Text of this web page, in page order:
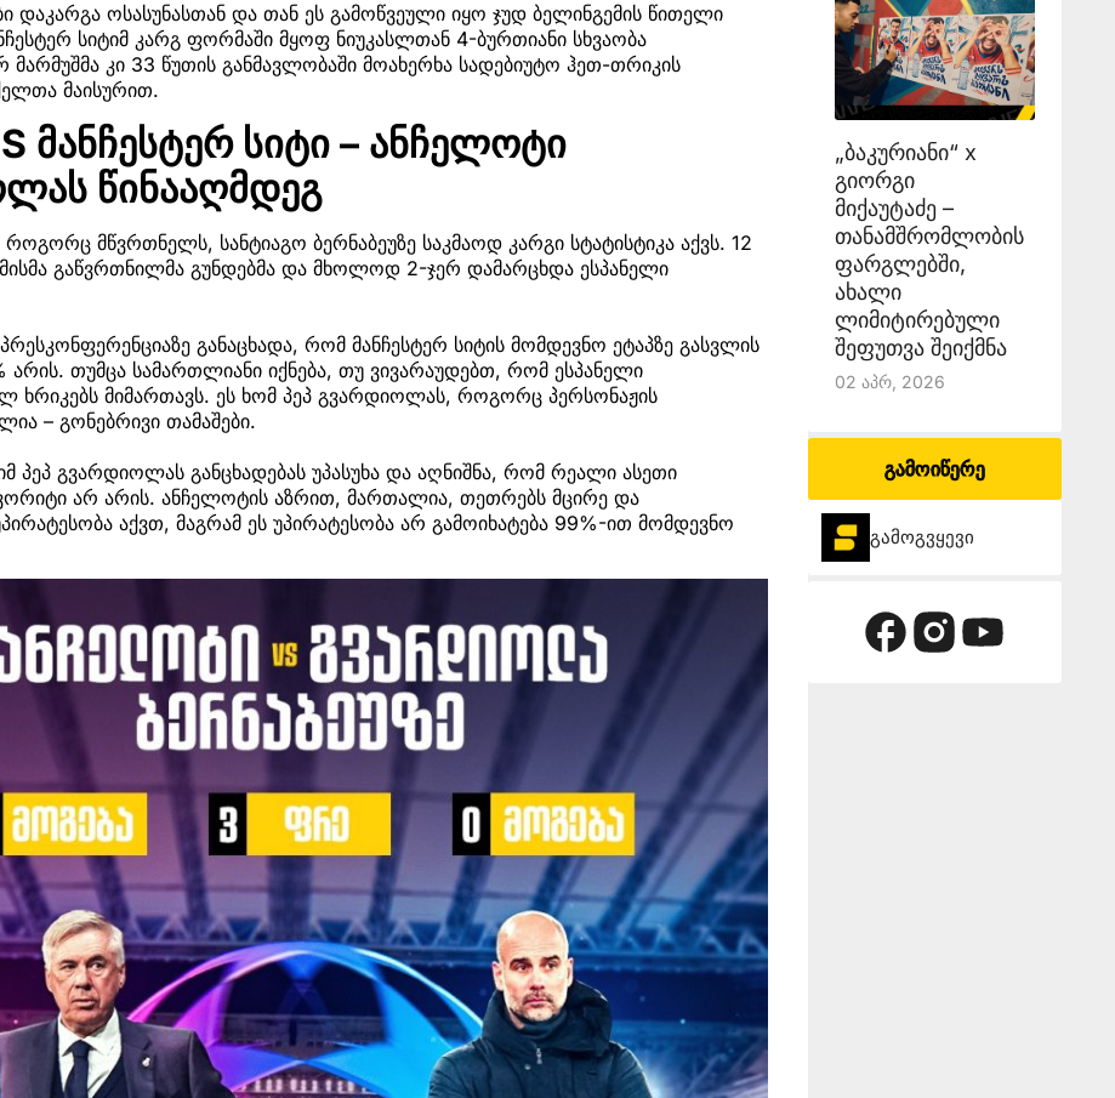
დაკარგა ოსასუნასთან და თან ეს გამოწვეული იყო ჯუდ ბელინგემის წითელი
სიტიმ კარგ ფორმაში მყოფ ნიუკასლთან 4-ბურთიანი სხვაობა
მარმუშმა კი 33 წუთის განმავლობაში მოახერხა სადებიუტო ჰეთ-თრიკის
მაისურით.
მანჩესტერ სიტი – ანჩელოტი
წინააღმდეგ
მწვრთნელს, სანტიაგო ბერნაბეუზე საკმაოდ კარგი სტატისტიკა აქვს. 12
გაწვრთნილმა გუნდებმა და მხოლოდ 2-ჯერ დამარცხდა ესპანელი
განაცხადა, რომ მანჩესტერ სიტის მომდევნო ეტაპზე გასვლის
თუმცა სამართლიანი იქნება, თუ ვივარაუდებთ, რომ ესპანელი
ხრიკებს მიმართავს. ეს ხომ პეპ გვარდიოლას, როგორც პერსონაჟის
– გონებრივი თამაშები.
გვარდიოლას განცხადებას უპასუხა და აღნიშნა, რომ რეალი ასეთი
არ არის. ანჩელოტის აზრით, მართალია, თეთრებს მცირე და
აქვთ, მაგრამ ეს უპირატესობა არ გამოიხატება 99%-ით მომდევნო
„ბაკურიანი“ x
გიორგი
მიქაუტაძე –
თანამშრომლობის
ფარგლებში,
ახალი
ლიმიტირებული
შეფუთვა შეიქმნა
02 Აპრ, 2026
გამოიწერე
გამოგვყევი